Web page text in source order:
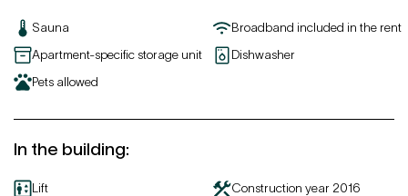
Sauna
Broadband included in the rent
Apartment-specific storage unit
Dishwasher
Pets allowed
In the building:
Lift Construction year 2016